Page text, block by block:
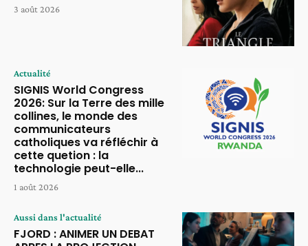
3 août 2026
Actualité
SIGNIS World Congress
2026: Sur la Terre des mille
collines, le monde des
communicateurs
catholiques va réfléchir à
cette quetion : la
technologie peut-elle...
1 août 2026
Aussi dans l'actualité
FJORD : ANIMER UN DEBAT